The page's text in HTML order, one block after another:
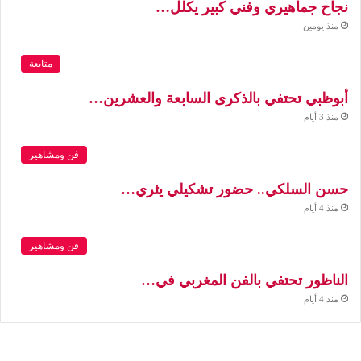
نجاح جماهيري وفني كبير يكلل…
منذ يومين
متابعة
أبوظبي تحتفي بالذكرى السابعة والعشرين…
منذ 3 أيام
فن ومشاهير
حسن السلكي.. حضور تشكيلي يثري…
منذ 4 أيام
فن ومشاهير
الناظور تحتفي بالفن المغربي في…
منذ 4 أيام